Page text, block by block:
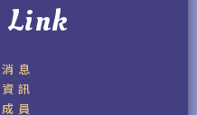
Link
息
訊
員